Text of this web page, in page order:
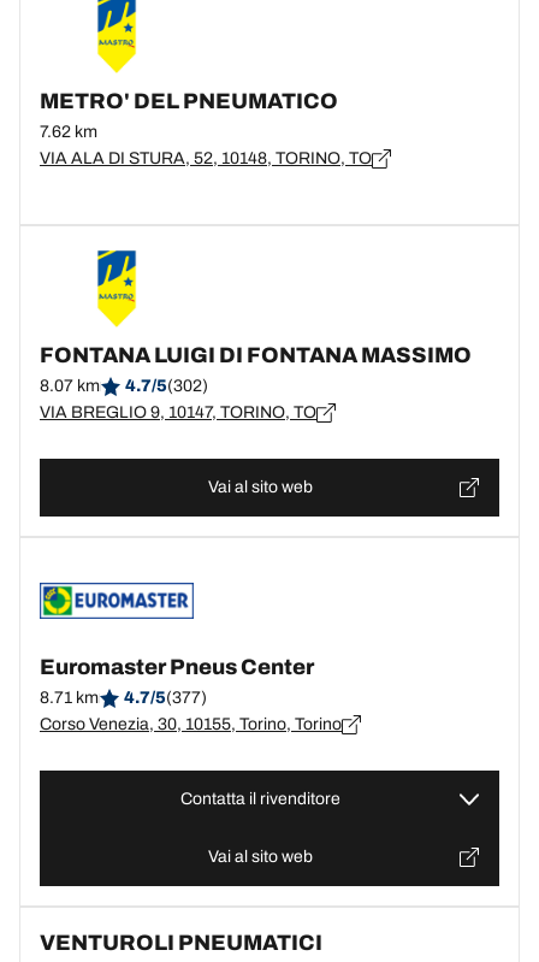
METRO' DEL PNEUMATICO
7.62 km
VIA ALA DI STURA, 52, 10148, TORINO, TO
FONTANA LUIGI DI FONTANA MASSIMO
8.07 km 4.7/5(302)
VIA BREGLIO 9, 10147, TORINO, TO
Vai al sito web
Euromaster Pneus Center
8.71 km 4.7/5(377)
Corso Venezia, 30, 10155, Torino, Torino
Contatta il rivenditore
Vai al sito web
VENTUROLI PNEUMATICI